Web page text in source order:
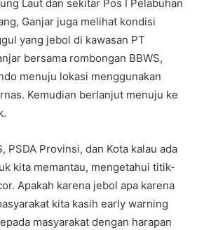
Laut dan sekitar Pos I Pelabuhan
Ganjar juga melihat kondisi
yang jebol di kawasan PT
bersama rombongan BBWS,
menuju lokasi menggunakan
Kemudian berlanjut menuju ke
PSDA Provinsi, dan Kota kalau ada
kita memantau, mengetahui titik-
Apakah karena jebol apa karena
kita kasih early warning
masyarakat dengan harapan